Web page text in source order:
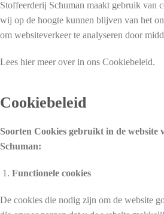
Stoffeerderij Schuman maakt gebruik van
wij op de hoogte kunnen blijven van het
om websiteverkeer te analyseren door
Lees hier meer over in ons Cookiebeleid.
Cookiebeleid
Soorten Cookies gebruikt in de website
Schuman:
Functionele cookies
De cookies die nodig zijn om de website